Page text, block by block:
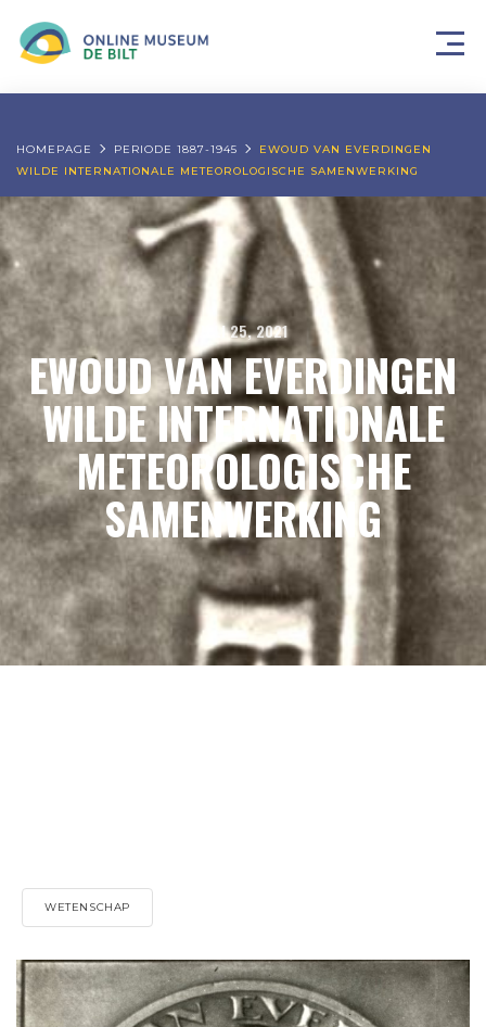
HOMEPAGE PERIODE 1887-1945
EWOUD VAN EVERDINGEN
WILDE INTERNATIONALE METEOROLOGISCHE SAMENWERKING
JULI 25, 2021
EWOUD VAN EVERDINGEN
WILDE INTERNATIONALE
METEOROLOGISCHE
SAMENWERKING
WETENSCHAP